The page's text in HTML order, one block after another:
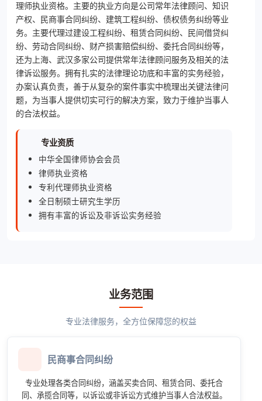
理师执业资格。主要的执业方向是公司常年法律顾问、知识
产权、民商事合同纠纷、建筑工程纠纷、债权债务纠纷等业
务。主要代理过建设工程纠纷、租赁合同纠纷、民间借贷纠
纷、劳动合同纠纷、财产损害赔偿纠纷、委托合同纠纷等，
还为上海、武汉多家公司提供常年法律顾问服务及相关的法
律诉讼服务。拥有扎实的法律理论功底和丰富的实务经验，
办案认真负责，善于从复杂的案件事实中梳理出关键法律问
题，为当事人提供切实可行的解决方案，致力于维护当事人
的合法权益。
专业资质
中华全国律师协会会员
律师执业资格
专利代理师执业资格
全日制硕士研究生学历
拥有丰富的诉讼及非诉讼实务经验
业务范围
专业法律服务，全方位保障您的权益
民商事合同纠纷
专业处理各类合同纠纷，涵盖买卖合同、租赁合同、委托合
同、承揽合同等，以诉讼或非诉讼方式维护当事人合法权益。